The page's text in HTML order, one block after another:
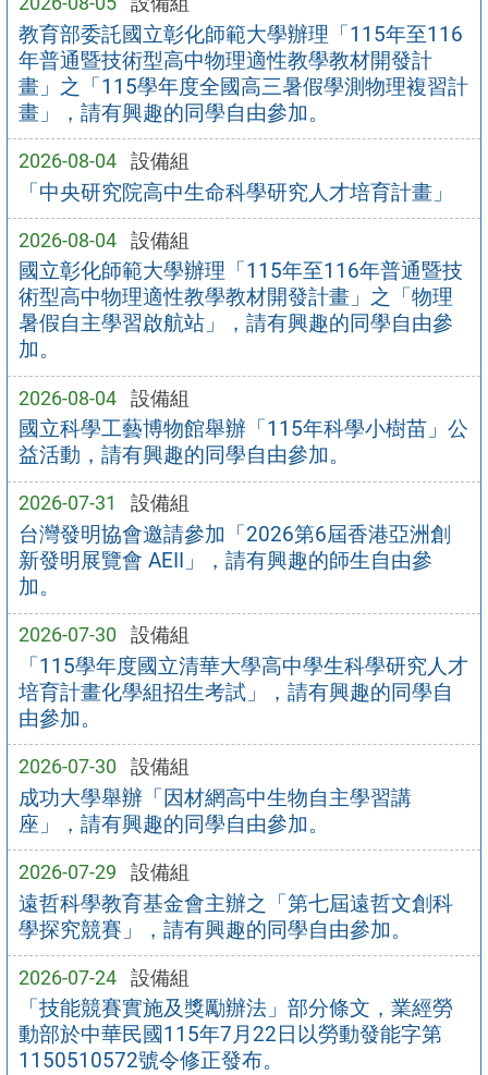
教育部委託國立彰化師範大學辦理「115年至116
年普通暨技術型高中物理適性教學教材開發計
畫」之「115學年度全國高三暑假學測物理複習計
畫」，請有興趣的同學自由參加。
2026-08-04 設備組
「中央研究院高中生命科學研究人才培育計畫」
2026-08-04 設備組
國立彰化師範大學辦理「115年至116年普通暨技
術型高中物理適性教學教材開發計畫」之「物理
暑假自主學習啟航站」，請有興趣的同學自由參
加。
2026-08-04 設備組
國立科學工藝博物館舉辦「115年科學小樹苗」公
益活動，請有興趣的同學自由參加。
2026-07-31 設備組
台灣發明協會邀請參加「2026第6屆香港亞洲創
新發明展覽會 AEII」，請有興趣的師生自由參
加。
2026-07-30 設備組
「115學年度國立清華大學高中學生科學研究人才
培育計畫化學組招生考試」，請有興趣的同學自
由參加。
2026-07-30 設備組
成功大學舉辦「因材網高中生物自主學習講
座」，請有興趣的同學自由參加。
2026-07-29 設備組
遠哲科學教育基金會主辦之「第七屆遠哲文創科
學探究競賽」，請有興趣的同學自由參加。
2026-07-24 設備組
「技能競賽實施及獎勵辦法」部分條文，業經勞
動部於中華民國115年7月22日以勞動發能字第
1150510572號令修正發布。